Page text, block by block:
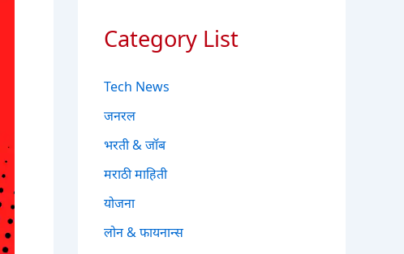
Category List
Tech News
जनरल
भरती & जॉब
मराठी माहिती
योजना
लोन & फायनान्स